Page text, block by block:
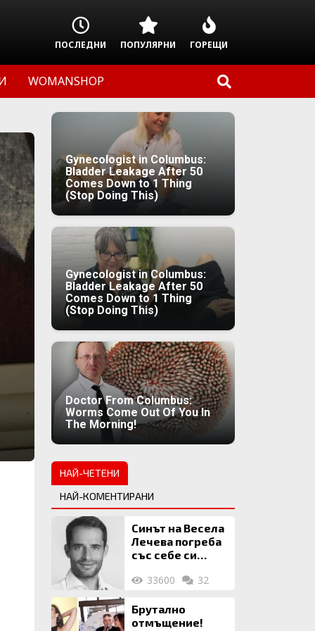
ПОСЛЕДНИ ПОПУЛЯРНИ ГОРЕЩИ
WOMANSHOP
Gynecologist in Columbus:
Bladder Leakage After 50
Comes Down to 1 Thing
(Stop Doing This)
Gynecologist in Columbus:
Bladder Leakage After 50
Comes Down to 1 Thing
(Stop Doing This)
Doctor From Columbus:
Worms Come Out Of You In
The Morning!
НАЙ-ЧЕТЕНИ
НАЙ-КОМЕНТИРАНИ
Синът на Весела
Лечева погреба
със себе си
млн. евро
33600 32
Брутално
отмъщение!